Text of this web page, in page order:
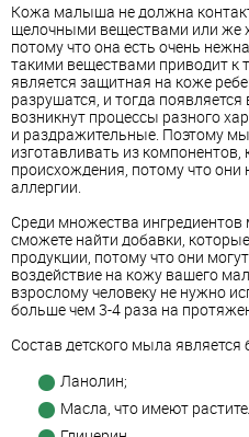
Кожа малыша не должна
щелочными веществами или же
потому что она есть очень
такими веществами приводит к
является защитная на коже
разрушатся, и тогда
возникнут процессы разного
и раздражительные. Поэтому
изготавливать из
происхождения, потому что они
аллергии.
Среди множества
сможете найти добавки,
продукции, потому что они
воздействие на кожу вашего
взрослому человеку не нужно
больше чем 3-4 раза на
Состав детского мыла является
Ланолин;
Масла, что имеют